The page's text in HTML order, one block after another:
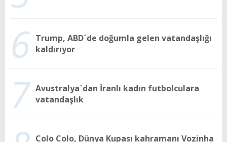
6 Trump, ABD´de doğumla gelen vatandaşlığı
kaldırıyor
7 Avustralya´dan İranlı kadın futbolculara
vatandaşlık
Colo Colo, Dünya Kupası kahramanı Vozinha